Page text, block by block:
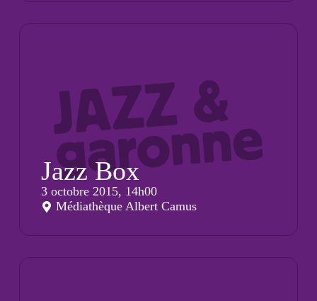
Jazz Box
3 octobre 2015, 14h00
Médiathèque Albert Camus